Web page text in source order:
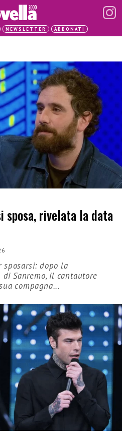
NEWSLETTER ABBONATI
sposa, rivelata la data
sposarsi: dopo la
Sanremo, il cantautore
compagna...